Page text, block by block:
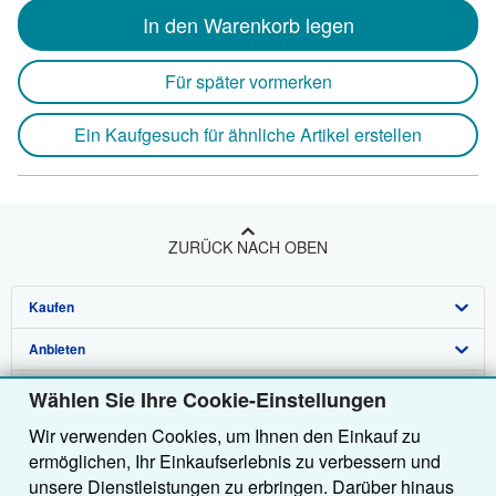
Wählen Sie Ihre Cookie-Einstellungen
Wir verwenden Cookies, um Ihnen den Einkauf zu
ermöglichen, Ihr Einkaufserlebnis zu verbessern und
unsere Dienstleistungen zu erbringen. Darüber hinaus
In den Warenkorb legen
Für später vormerken
Ein Kaufgesuch für ähnliche Artikel erstellen
ZURÜCK NACH OBEN
Kaufen
Detailsuche
Sammlungen
Nutzerkonto
Meine Bestellungen
Anbieten
Verkäufer werden
Partnerprogramm
Empfehlen Sie einen Verkäufer
Über uns
Über uns / Impressum
Presse
Hilfe
Hilfebereich
Weitere AbeBooks Unternehmen